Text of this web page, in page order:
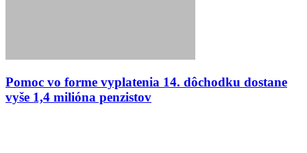
Pomoc vo forme vyplatenia 14. dôchodku dostane
vyše 1,4 milióna penzistov